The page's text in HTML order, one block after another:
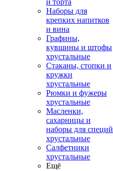
и торта
Наборы для
крепких напитков
и вина
Графины,
кувшины и штофы
хрустальные
Стаканы, стопки и
кружки
хрустальные
Рюмки и фужеры
хрустальные
Масленки,
сахарницы и
наборы для специй
хрустальные
Салфетники
хрустальные
Ещё